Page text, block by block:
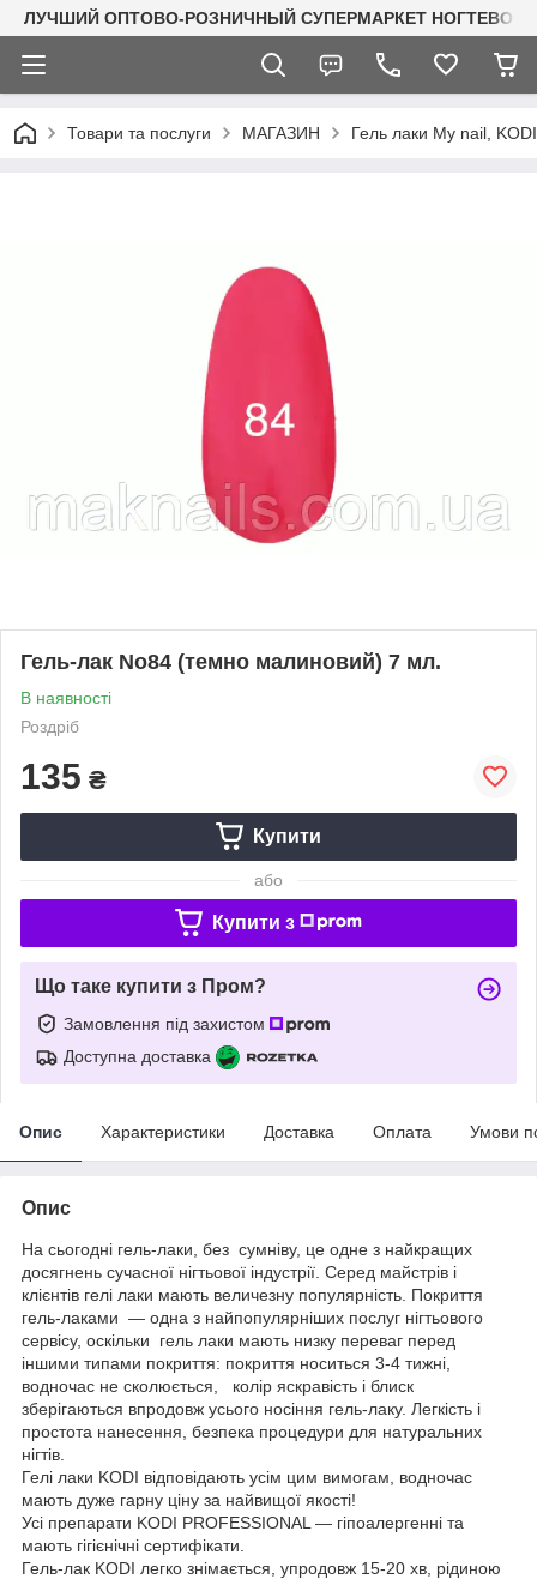
ЛУЧШИЙ ОПТОВО-РОЗНИЧНЫЙ СУПЕРМАРКЕТ
Товари та послуги МАГАЗИН Гель лаки My nail,
Гель-лак No84 (темно малиновий) 7 мл.
В наявності
Роздріб
135 ₴
Купити
або
Купити з
Що таке купити з Пром?
Замовлення під захистом
Доступна доставка
Опис Характеристики Доставка Оплата Умови
Опис
На сьогодні гель-лаки, без сумніву, це одне з найкращих
досягнень сучасної нігтьової індустрії. Серед майстрів і
клієнтів гелі лаки мають величезну популярність. Покриття
гель-лаками — одна з найпопулярніших послуг нігтьового
сервісу, оскільки гель лаки мають низку переваг перед
іншими типами покриття: покриття носиться 3-4 тижні,
водночас не сколюється, колір яскравість і блиск
зберігаються впродовж усього носіння гель-лаку. Легкість і
простота нанесення, безпека процедури для натуральних
нігтів.
Гелі лаки KODI відповідають усім цим вимогам, водночас
мають дуже гарну ціну за найвищої якості!
Усі препарати KODI PROFESSIONAL — гіпоалергенні та
мають гігієнічні сертифікати.
Гель-лак KODI легко знімається, упродовж 15-20 хв, рідиною